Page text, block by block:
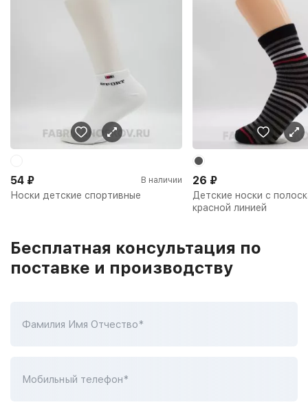
Носки детские спортивные
54 ₽ В наличии
Детские носки с
красной линией
26 ₽
Бесплатная консультация по
поставке и производству
Фамилия Имя Отчество*
Мобильный телефон*